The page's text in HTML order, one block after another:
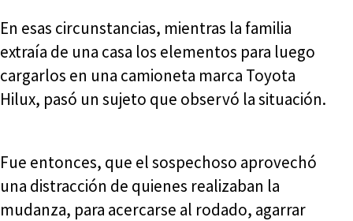
En esas circunstancias, mientras la familia
extraía de una casa los elementos para luego
cargarlos en una camioneta marca Toyota
Hilux, pasó un sujeto que observó la situación.
Fue entonces, que el sospechoso aprovechó
una distracción de quienes realizaban la
mudanza, para acercarse al rodado, agarrar